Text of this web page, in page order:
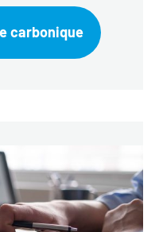
carbonique